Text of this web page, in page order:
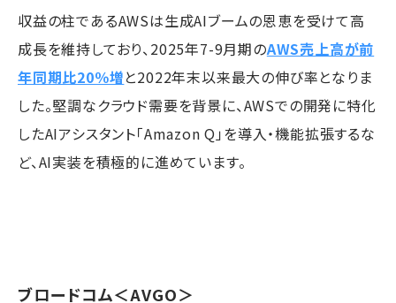
収益の柱であるAWSは生成AIブームの恩恵を受けて高
成長を維持しており、2025年7-9月期のAWS売上高が前
年同期比20％増と2022年末以来最大の伸び率となりま
した。堅調なクラウド需要を背景に、AWSでの開発に特化
したAIアシスタント「Amazon Q」を導入・機能拡張するな
ど、AI実装を積極的に進めています。
ブロードコム＜AVGO＞